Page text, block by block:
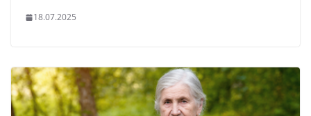
18.07.2025